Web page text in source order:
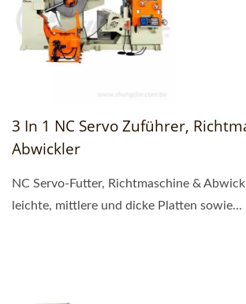
3 In 1 NC Servo Zuführer,
Abwickler
NC Servo-Futter, Richtmaschine &
leichte, mittlere und dicke Platten sowie...